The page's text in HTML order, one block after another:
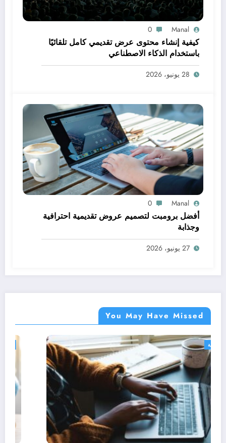
Manal
0
كيفية إنشاء محتوى عرض تقديمي كامل تلقائيًا
باستخدام الذكاء الاصطناعي
28 يونيو، 2026
Manal
0
أفضل برومبت لتصميم عروض تقديمية احترافية
وجذابة
27 يونيو، 2026
You May Have Missed
دورات مجانية